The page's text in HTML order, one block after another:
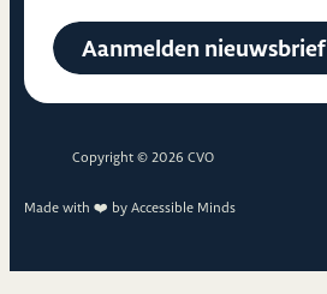
Aanmelden nieuwsbrief
Copyright © 2026 CVO
Made with ❤️ by Accessible Minds